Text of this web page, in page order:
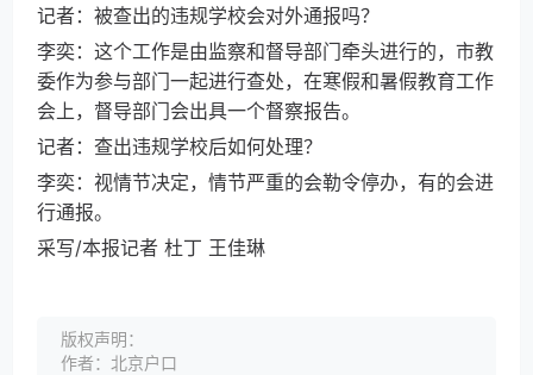
记者：被查出的违规学校会对外通报吗？
李奕：这个工作是由监察和督导部门牵头进行的，市教
委作为参与部门一起进行查处，在寒假和暑假教育工作
会上，督导部门会出具一个督察报告。
记者：查出违规学校后如何处理？
李奕：视情节决定，情节严重的会勒令停办，有的会进
行通报。
采写/本报记者 杜丁 王佳琳
版权声明：
作者：北京户口